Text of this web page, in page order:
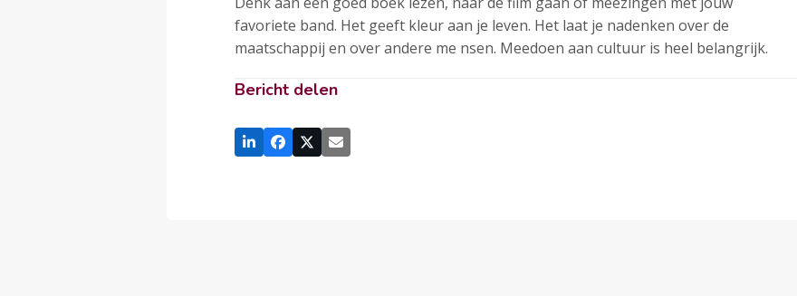
favoriete band. Het geeft kleur aan je leven. Het laat je nadenken over de
maatschappij en over andere me nsen. Meedoen aan cultuur is heel belangrijk.
Bericht delen